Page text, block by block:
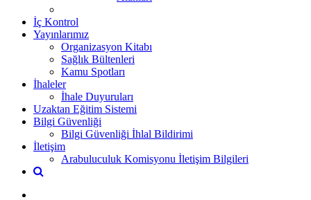
İç Kontrol
Yayınlarımız
Organizasyon Kitabı
Sağlık Bültenleri
Kamu Spotları
İhaleler
İhale Duyuruları
Uzaktan Eğitim Sistemi
Bilgi Güvenliği
Bilgi Güvenliği İhlal Bildirimi
İletişim
Arabuluculuk Komisyonu İletişim Bilgileri